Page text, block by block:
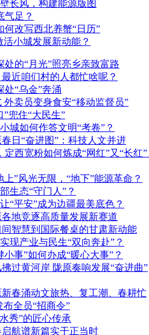
长风，构建能源版图
气足？
改写西北养蟹“日历”
活小城发展新动能？
的“月光”照亮乡亲致富路
近咱们村的人都忙啥呢？
处“乌金”奔涌
卖员变身食安“移动监督员”
兜住“大民生”
城如何作答文明“考卷”？
日“奋进图”：科技人文并进
西宽粉如何炼成“网红”又“长红”
”风光无限，“地下”能源革命？
生态“守门人”？
“平安”成为边疆最美底色？
地竞逐高质量发展新赛道
智慧到国际餐桌的甘肃新动能
现产业与民生“双向奔赴”？
事”如何办成“暖心大事”？
过黄河岸 陇原奏响发展“奋进曲”
春涌动文旅热、复工潮、春耕忙
全员“招商令”
秀”的匠心传承
航谱新篇实干正当时